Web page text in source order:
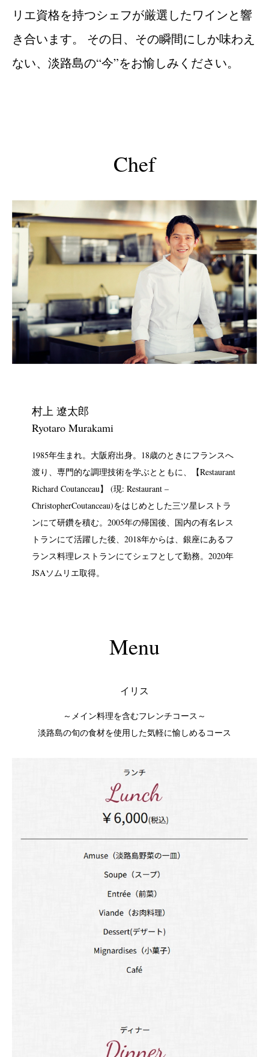
リエ資格を持つシェフが厳選したワインと響
き合います。 その日、その瞬間にしか味わえ
ない、淡路島の“今”をお愉しみください。
Chef
村上 遼太郎
Ryotaro Murakami
1985年生まれ。大阪府出身。18歳のときにフランスへ
渡り、専門的な調理技術を学ぶとともに、【Restaurant
Richard Coutanceau】 (現: Restaurant –
ChristopherCoutanceau)をはじめとした三ツ星レストラ
ンにて研鑽を積む。2005年の帰国後、国内の有名レス
トランにて活躍した後、2018年からは、銀座にあるフ
ランス料理レストランにてシェフとして勤務。2020年
JSAソムリエ取得。
Menu
イリス
～メイン料理を含むフレンチコース～
淡路島の旬の食材を使用した気軽に愉しめるコース